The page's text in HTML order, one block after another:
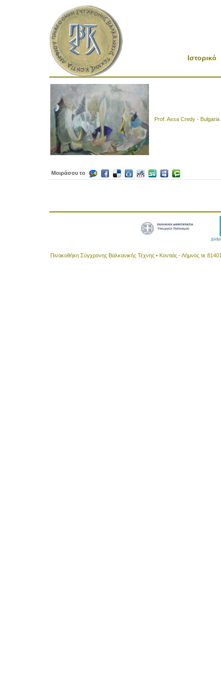
Ιστορικό
Prof. Assa Credy - Bulgaria
Μοιράσου το
Πινακοθήκη Σύγχρονης Βαλκανικής Τέχνης • Κοντιάς - Λήμνος τκ